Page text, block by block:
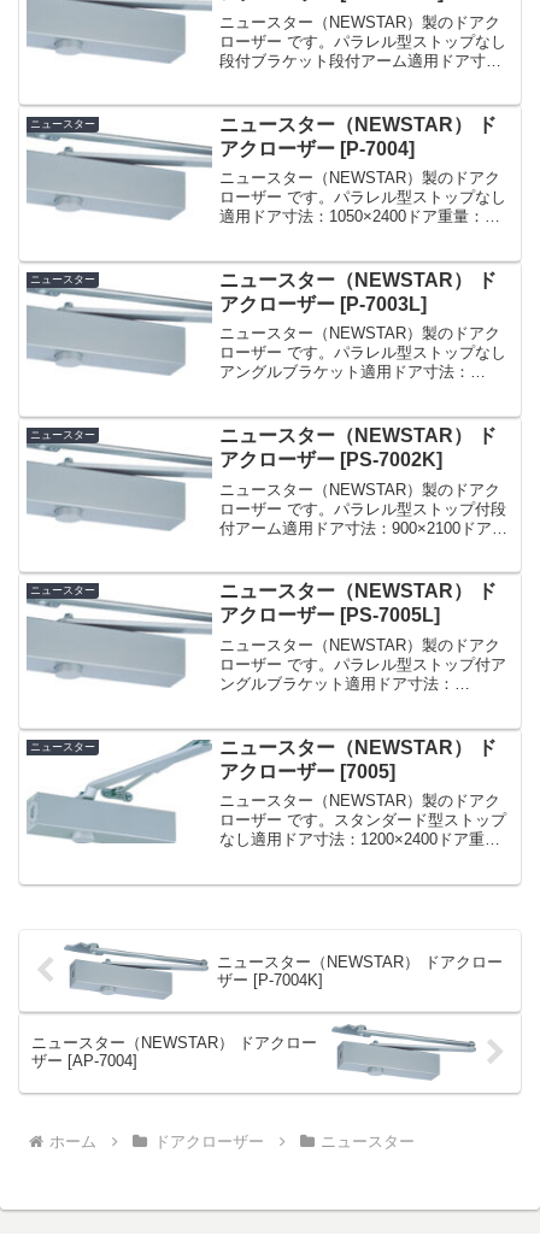
ニュースター（NEWSTAR）製のドアク
ローザー です。パラレル型ストップなし
段付ブラケット段付アーム適用ドア寸
シルバー パラレル型 ストップ...
ニュースター
ニュースター（NEWSTAR） ド
アクローザー [P-7004]
ニュースター（NEWSTAR）製のドアク
ローザー です。パラレル型ストップなし
適用ドア寸法：1050×2400ドア重量：
ドアクローザー 日本ドアーチ...
ニュースター
ニュースター（NEWSTAR） ド
アクローザー [P-7003L]
ニュースター（NEWSTAR）製のドアク
ローザー です。パラレル型ストップなし
アングルブラケット適用ドア寸法：
ー パラレル型 ストップなし ド...
ニュースター
ニュースター（NEWSTAR） ド
アクローザー [PS-7002K]
ニュースター（NEWSTAR）製のドアク
ローザー です。パラレル型ストップ付段
付アーム適用ドア寸法：900×2100ドア重
ストップ付 ドアクローザ...
ニュースター
ニュースター（NEWSTAR） ド
アクローザー [PS-7005L]
ニュースター（NEWSTAR）製のドアク
ローザー です。パラレル型ストップ付ア
ングルブラケット適用ドア寸法：
パラレル型 ストップ付 ドアクロ...
ニュースター
ニュースター（NEWSTAR） ド
アクローザー [7005]
ニュースター（NEWSTAR）製のドアク
ローザー です。スタンダード型ストップ
なし適用ドア寸法：1200×2400ドア重
ニュースター（NEWSTAR） ドアクロー
ザー [P-7004K]
ニュースター（NEWSTAR） ドアクロー
ザー [AP-7004]
ホーム ドアクローザー ニュースター